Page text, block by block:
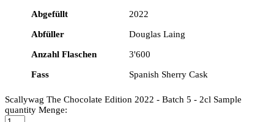
Abgefüllt 2022
Abfüller Douglas Laing
Anzahl Flaschen 3'600
Fass Spanish Sherry Cask
Scallywag The Chocolate Edition 2022 - Batch 5 - 2cl Sample
quantity Menge: